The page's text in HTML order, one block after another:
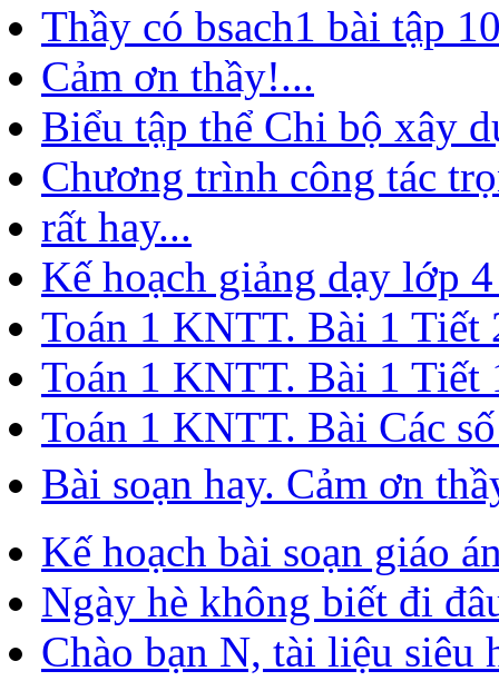
Thầy có bsach1 bài tập
Cảm ơn thầy!...
Biểu tập thể Chi bộ xây
Chương trình công tác
rất hay...
Kế hoạch giảng dạy lớp
Toán 1 KNTT. Bài 1 Tiết
Toán 1 KNTT. Bài 1 Tiết
Toán 1 KNTT. Bài Các
Bài soạn hay. Cảm
Kế hoạch bài soạn giáo
Ngày hè không biết đi
Chào bạn N, tài liệu siêu